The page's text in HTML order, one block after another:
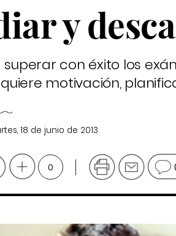
y
con éxito los
motivación,
18 de junio de 2013
0